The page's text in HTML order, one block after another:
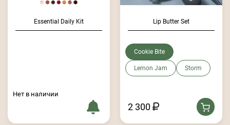
Essential Daily Kit
Нет в наличии
Lip Butter Set
Cookie Bite
Lemon Jam Storm
2 300